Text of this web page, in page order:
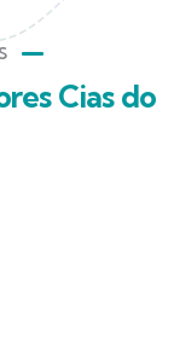
Cias do